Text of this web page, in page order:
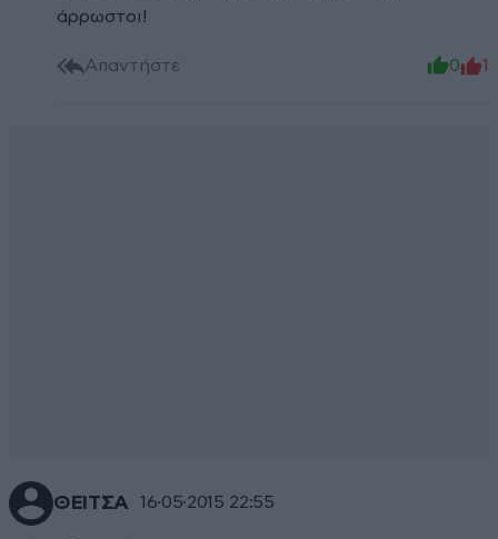
άρρωστοι!
Απαντήστε 0 1
ΘΕΙΤΣΑ 16·05·2015 22:55